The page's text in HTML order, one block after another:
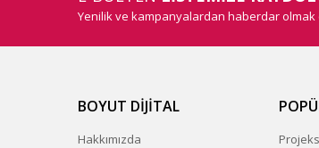
Yenilik ve kampanyalardan haberdar
BOYUT DİJİTAL
Hakkımızda